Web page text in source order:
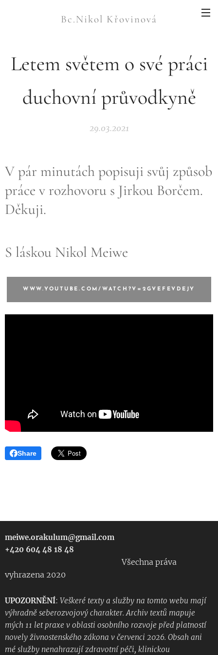
Bc.Nikol Křovinová
Letem světem o své práci
duchovní průvodkyně
29.03.2021
V pár minutách popisuji svůj způsob
práce v rozhovoru s Jirkou Borčem.
Děkuji.
S láskou Nikol Meiwe
WWW.YOUTUBE.COM/WATCH?V=2GVEFEVDEJY
Share
meiwe.orakulum@gmail.com
+420 604 48 18 48
Všechna práva
vyhrazena 2020
UPOZORNĚNÍ: Veškeré texty a služby na tomto webu mají
výhradně seberozvojový charakter. Archiv textů mapuje
mých 11 let praxe v oblasti osobního rozvoje před platností
novely živnostenského zákona v červenci 2026. Obsah ani
mé služby nenahrazují zdravotní péči, klinickou